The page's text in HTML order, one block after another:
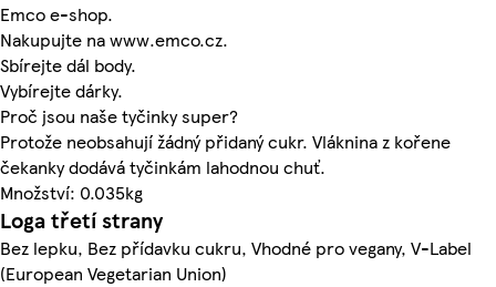
Emco e-shop.
Nakupujte na www.emco.cz.
Sbírejte dál body.
Vybírejte dárky.
Proč jsou naše tyčinky super?
Protože neobsahují žádný přidaný cukr. Vláknina z kořene
čekanky dodává tyčinkám lahodnou chuť.
Množství: 0.035kg
Loga třetí strany
Bez lepku, Bez přídavku cukru, Vhodné pro vegany, V-Label
(European Vegetarian Union)